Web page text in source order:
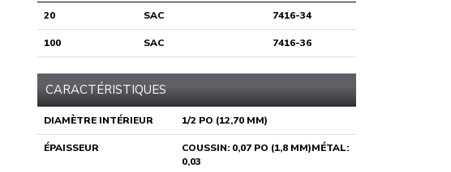
20 SAC 7416-34
100 SAC 7416-36
CARACTÉRISTIQUES
DIAMÈTRE INTÉRIEUR 1/2 PO (12,70 MM)
ÉPAISSEUR
COUSSIN: 0,07 PO (1,8 MM)MÉTAL:
0,03